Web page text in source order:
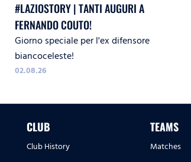
#LAZIOSTORY | TANTI AUGURI A
FERNANDO COUTO!
Giorno speciale per l'ex difensore
biancoceleste!
02.08.26
CLUB
Club History
TEAMS
Matches